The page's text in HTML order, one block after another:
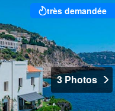
très demandée
3 Photos